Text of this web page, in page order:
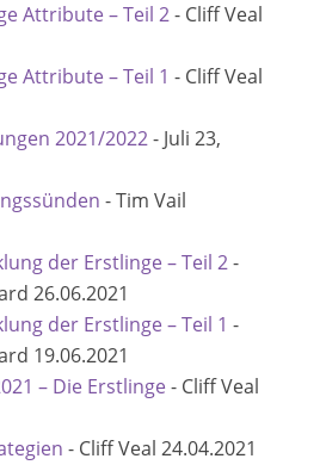
Attribute – Teil 2- Cliff Veal
Attribute – Teil 1 - Cliff Veal
2021/2022- Juli 23,
-Tim Vail
der Erstlinge – Teil 2-
26.06.2021
der Erstlinge – Teil 1 -
19.06.2021
– Die Erstlinge- Cliff Veal
- Cliff Veal24.04.2021